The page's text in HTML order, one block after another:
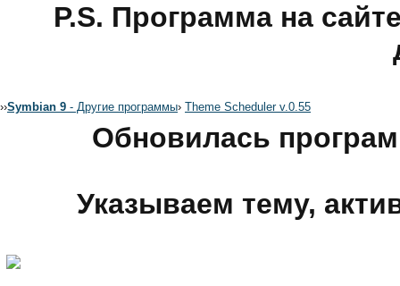
P.S. Программа на
››Symbian 9 - Другие программы› Theme Scheduler v.0.55
Обновилась
Указываем тему,